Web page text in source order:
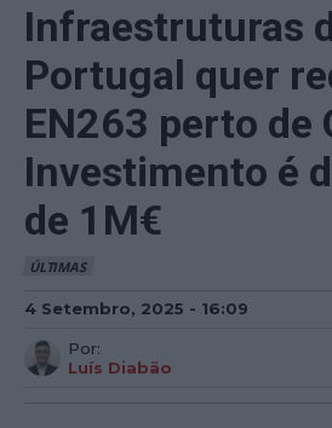
Infraestruturas
Portugal quer
EN263 perto de
Investimento é
de 1M€
ÚLTIMAS
4 Setembro, 2025 - 16:09
Por:
Luís Diabão